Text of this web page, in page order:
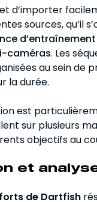
d’importer
sources, qu’il
d’entraînement
caméras. Les
au sein de
la durée.
est
sur plusieurs
objectifs au
et
de Dartfish